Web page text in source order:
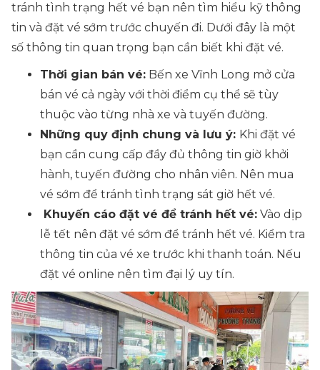
tránh tình trạng hết vé bạn nên tìm hiểu kỹ thông
tin và đặt vé sớm trước chuyến đi. Dưới đây là một
số thông tin quan trọng bạn cần biết khi đặt vé.
Thời gian bán vé: Bến xe Vĩnh Long mở cửa
bán vé cả ngày với thời điểm cụ thể sẽ tùy
thuộc vào từng nhà xe và tuyến đường.
Những quy định chung và lưu ý: Khi đặt vé
bạn cần cung cấp đầy đủ thông tin giờ khởi
hành, tuyến đường cho nhân viên. Nên mua
vé sớm để tránh tình trạng sát giờ hết vé.
Khuyến cáo đặt vé để tránh hết vé: Vào dịp
lễ tết nên đặt vé sớm để tránh hết vé. Kiểm tra
thông tin của vé xe trước khi thanh toán. Nếu
đặt vé online nên tìm đại lý uy tín.